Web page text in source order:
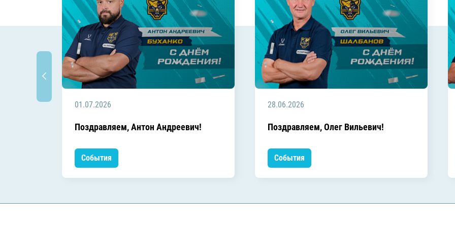
01.07.2026
Поздравляем, Антон Андреевич!
События
28.06.2026
Поздравляем, Олег Вильевич!
События